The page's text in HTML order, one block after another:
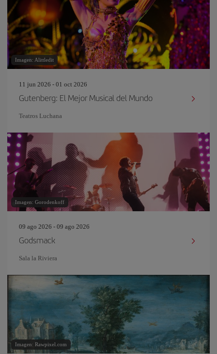
Imagen: Alittledit
11 jun 2026 - 01 oct 2026
Gutenberg: El Mejor Musical del Mundo
Teatros Luchana
Imagen: Gorodenkoff
09 ago 2026 - 09 ago 2026
Godsmack
Sala la Riviera
Imagen: Rawpixel.com